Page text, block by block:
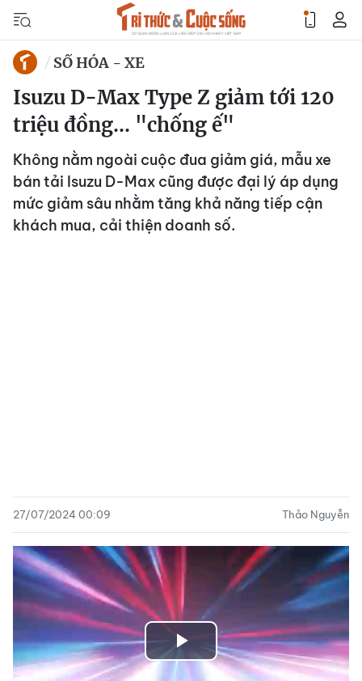
SỐ HÓA - XE
Isuzu D-Max Type Z giảm tới 120
triệu đồng... "chống ế"
Không nằm ngoài cuộc đua giảm giá, mẫu xe
bán tải Isuzu D-Max cũng được đại lý áp dụng
mức giảm sâu nhằm tăng khả năng tiếp cận
khách mua, cải thiện doanh số.
27/07/2024 00:09 Thảo Nguyễn
Play